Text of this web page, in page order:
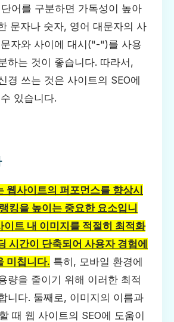
어를 구분하면 가독성이 높아
문자나 숫자, 영어 대문자의 사
자와 사이에 대시("-")를 사용
하는 것이 좋습니다. 따라서,
경 쓰는 것은 사이트의 SEO에
있습니다.
웹사이트의 퍼포먼스를 향상시
킹을 높이는 중요한 요소입니
이트 내 이미지를 적절히 최적화
시간이 단축되어 사용자 경험에
미칩니다. 특히, 모바일 환경에
량을 줄이기 위해 이러한 최적
니다. 둘째로, 이미지의 이름과
때 웹 사이트의 SEO에 도움이